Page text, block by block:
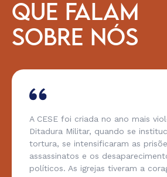
QUE FALAM
SOBRE NÓS
A CESE foi criada no ano mais
Ditadura Militar, quando se
tortura, se intensificaram as
assassinatos e os
políticos. As igrejas tiveram a